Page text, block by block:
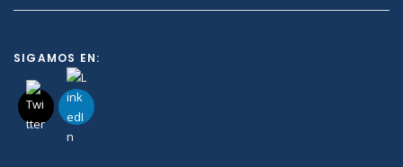
SIGAMOS EN: